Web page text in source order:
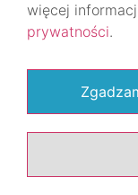
więcej
prywatności.